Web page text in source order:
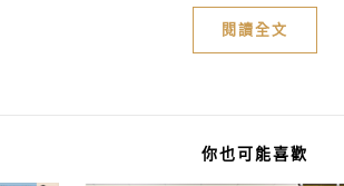
閱讀全文
你也可能喜歡